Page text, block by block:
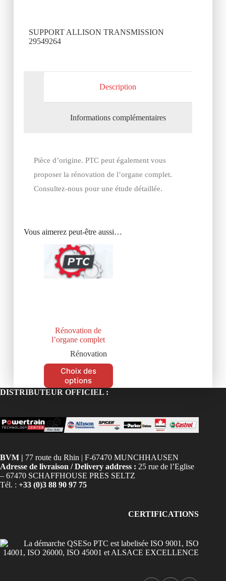
SUPPORT ALLISON TRANSMISSION
29549264
Description
Informations complémentaires
Pièce d’origine. PTC peut également vous
proposer la rénovation de l’organe complet.
Consultez-nous pour une étude détaillée.
Vous aimerez peut-être aussi…
Rénovation de
l’organe complet
Rénovation
Choix des
options
DISTRIBUTEUR OFFICIEL :
BVM | 77 route du Rhin | F-67470 MUNCHHAUSEN
Adresse de livraison / Delivery address : 25 rue de l’Eglise
– 67470 SCHAFFHOUSE PRES SELTZ
Tél. : +33 (0)3 88 90 97 75
CERTIFICATIONS